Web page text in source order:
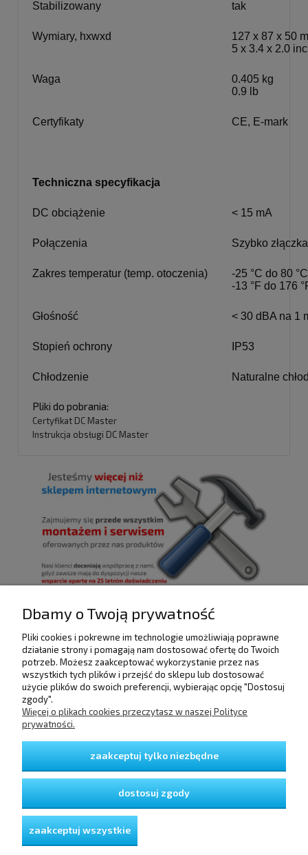
Stabilizowany tak
Wymiary, hxwxd
127 x 87 x 50
5 x 3.4 x 2.0
Waga
0.405 kg
0.9 lb
Certyfikaty CE, E-mark
Techniczna specyfikacja
DC obciążenie < 15 mA
Połączenia Szybko złączka
Zakres temperatur (temp. otoczenia)
-25 °C do 80
-13 °F do 176
Głośność < 30 dBA na 1
Stopień ochrony IP53
Chłodzenie Naturalne
Pliki do pobrania:
Certyfikat DC Master
Instrukcja obsługi DC Master
POMOC
DOSTAWA I PŁATNOŚCI
GWARANCJA I ZWROTY
O FIRMIE
Dbamy o Twoją prywatność
Pliki cookies i pokrewne im technologie umożliwiają poprawne
działanie strony i pomagają nam dostosować ofertę do Twoich
potrzeb. Możesz zaakceptować wykorzystanie przez nas
wszystkich tych plików i przejść do sklepu lub dostosować
użycie plików do swoich preferencji, wybierając opcję "Dostosuj
zgody".
Więcej o plikach cookies przeczytasz w naszej Polityce
prywatności.
zaakceptuj tylko niezbędne
dostosuj zgody
zaakceptuj wszystkie